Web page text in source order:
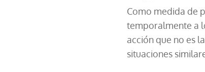
Como medida de
temporalmente a
acción que no es
situaciones